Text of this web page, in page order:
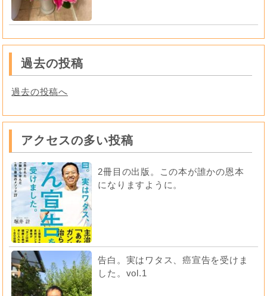
過去の投稿
過去の投稿へ
アクセスの多い投稿
2冊目の出版。この本が誰かの恩本
になりますように。
告白。実はワタス、癌宣告を受けま
した。vol.1